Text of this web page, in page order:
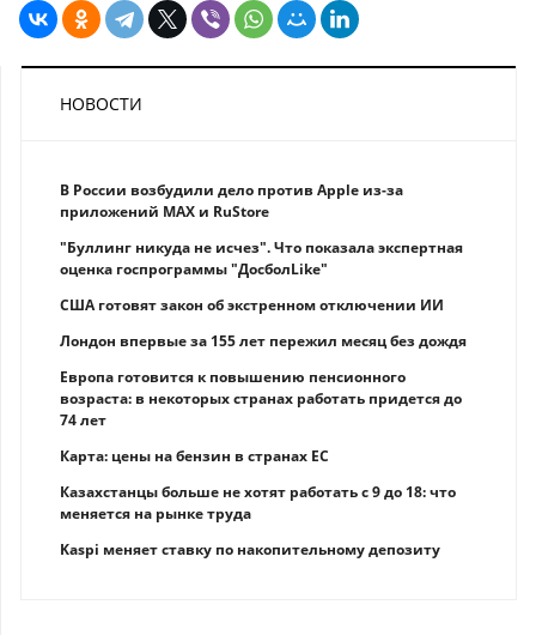
НОВОСТИ
В России возбудили дело против Apple из-за
приложений MAX и RuStore
"Буллинг никуда не исчез". Что показала экспертная
оценка госпрограммы "ДосболLike"
США готовят закон об экстренном отключении ИИ
Лондон впервые за 155 лет пережил месяц без дождя
Европа готовится к повышению пенсионного
возраста: в некоторых странах работать придется до
74 лет
Карта: цены на бензин в странах ЕС
Казахстанцы больше не хотят работать с 9 до 18: что
меняется на рынке труда
Kaspi меняет ставку по накопительному депозиту